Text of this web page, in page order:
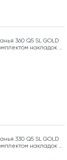
360 Q5 SL GOLD
накладок и
330 Q5 SL GOLD
накладок и